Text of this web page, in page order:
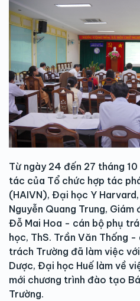
Từ ngày 24 đến 27 tháng
tác của Tổ chức hợp tác
(HAIVN), Đại học Y
Nguyễn Quang Trung,
Đỗ Mai Hoa - cán bộ phụ
học, ThS. Trần Văn Thống
trách Trường đã làm việc
Dược, Đại học Huế làm về
mới chương trình đào tạo
Trường.